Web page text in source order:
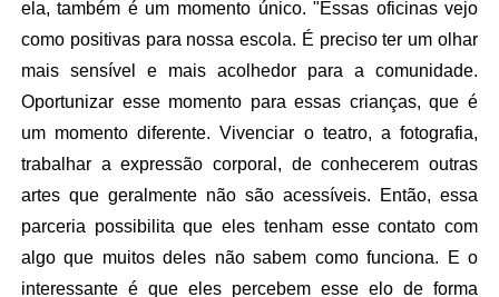
ela, também é um momento único. "Essas oficinas vejo
como positivas para nossa escola. É preciso ter um olhar
mais sensível e mais acolhedor para a comunidade.
Oportunizar esse momento para essas crianças, que é
um momento diferente. Vivenciar o teatro, a fotografia,
trabalhar a expressão corporal, de conhecerem outras
artes que geralmente não são acessíveis. Então, essa
parceria possibilita que eles tenham esse contato com
algo que muitos deles não sabem como funciona. E o
interessante é que eles percebem esse elo de forma